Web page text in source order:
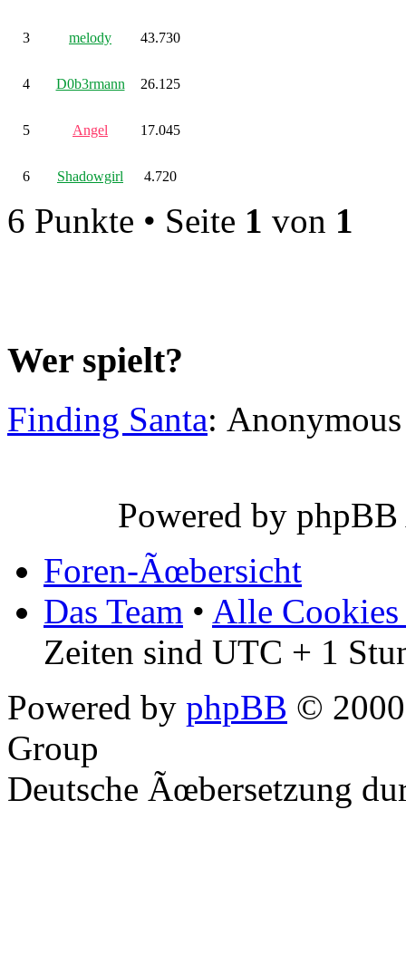
3 melody 43.730
4 D0b3rmann 26.125
5 Angel 17.045
6 Shadowgirl 4.720
6 Punkte • Seite 1 von 1
Wer spielt?
Finding Santa: Anonymous
Powered by
Foren-Ãœbersicht
Das Team • Alle Cookies
Zeiten sind UTC + 1
Powered by phpBB ©
Group
Deutsche Ãœbersetzung